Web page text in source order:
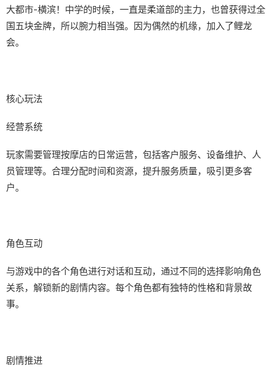
大都市-横滨！中学的时候，一直是柔道部的主力，也曾获得过全
国五块金牌，所以腕力相当强。因为偶然的机缘，加入了鲤龙
会。
核心玩法
经营系统
玩家需要管理按摩店的日常运营，包括客户服务、设备维护、人
员管理等。合理分配时间和资源，提升服务质量，吸引更多客
户。
角色互动
与游戏中的各个角色进行对话和互动，通过不同的选择影响角色
关系，解锁新的剧情内容。每个角色都有独特的性格和背景故
事。
剧情推进